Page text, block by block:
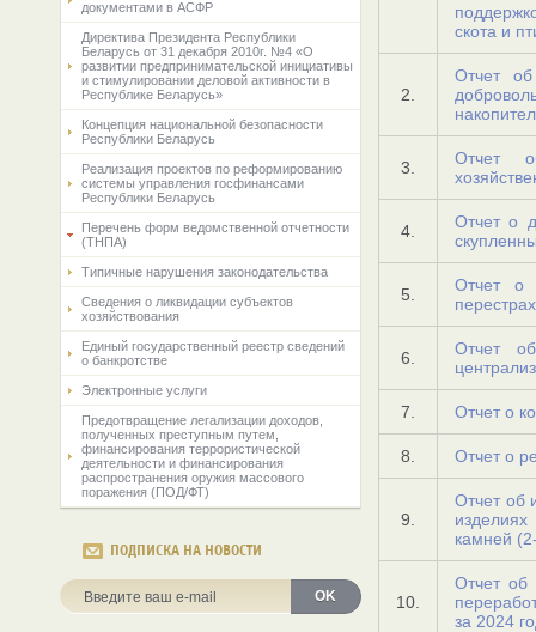
документами в АСФР
Директива Президента Республики
Беларусь от 31 декабря 2010г. №4 «О
развитии предпринимательской инициативы
и стимулировании деловой активности в
Республике Беларусь»
Концепция национальной безопасности
Республики Беларусь
Реализация проектов по реформированию
системы управления госфинансами
Республики Беларусь
Перечень форм ведомственной отчетности
(ТНПА)
Типичные нарушения законодательства
Сведения о ликвидации субъектов
хозяйствования
Единый государственный реестр сведений
о банкротстве
Электронные услуги
Предотвращение легализации доходов,
полученных преступным путем,
финансирования террористической
деятельности и финансирования
распространения оружия массового
поражения (ПОД/ФТ)
ПОДПИСКА НА НОВОСТИ
OK
скота и
2.
Отчет об
3.
Отчет
4.
Отчет о
5.
Отчет о
6.
Отчет
7. Отчет о
8. Отчет о
9.
Отчет об
камней
10.
Отчет об
за 2024